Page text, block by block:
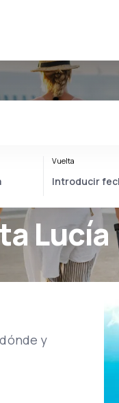
Lucía
Vuelta
y